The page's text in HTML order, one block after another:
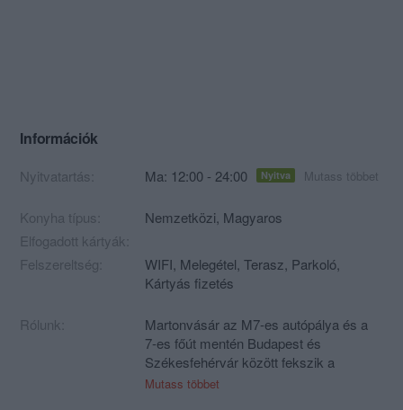
Információk
Nyitvatartás: Ma: 12:00 - 24:00 Nyitva Mutass többet
Konyha típus: Nemzetközi, Magyaros
Elfogadott kártyák:
Felszereltség:
WIFI, Melegétel, Terasz, Parkoló,
Kártyás fizetés
Rólunk:
Martonvásár az M7-es autópálya és a
7-es főút mentén Budapest és
Székesfehérvár között fekszik a
Mezőföld északi részén a Velencei tótól
Mutass többet